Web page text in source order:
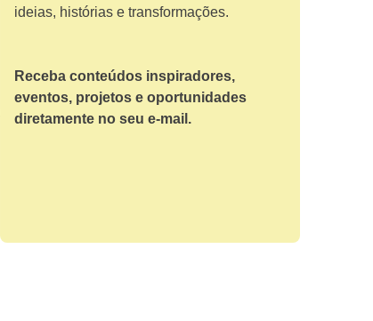
ideias, histórias e transformações.
Receba conteúdos inspiradores,
eventos, projetos e oportunidades
diretamente no seu e-mail.